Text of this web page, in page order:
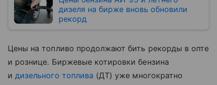
дизеля на бирже вновь обновили
рекорд
Цены на топливо продолжают бить рекорды в опте
и рознице. Биржевые котировки бензина
идизельного топлива (ДТ) уже многократно